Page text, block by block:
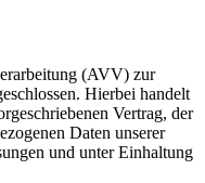
(AVV) zur
Hierbei handelt
Vertrag, der
Daten unserer
und unter Einhaltung